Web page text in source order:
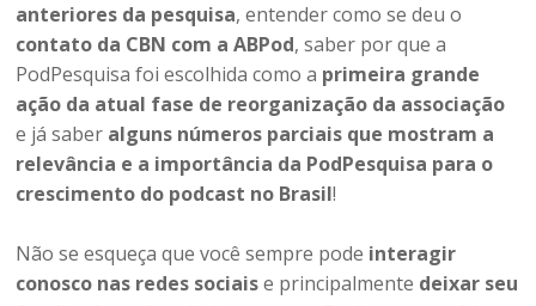
anteriores da pesquisa, entender como se deu o
contato da CBN com a ABPod, saber por que a
PodPesquisa foi escolhida como a primeira grande
ação da atual fase de reorganização da associação
e já saber alguns números parciais que mostram a
relevância e a importância da PodPesquisa para o
crescimento do podcast no Brasil!
Não se esqueça que você sempre pode interagir
conosco nas redes sociaise principalmente deixar seu